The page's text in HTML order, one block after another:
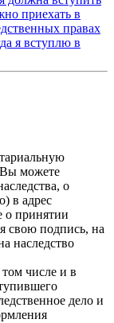
приехать в
правах
я вступлю в
Вы можете
о
в адрес
о принятии
свою подпись, на
наследство
числе и в
дело и